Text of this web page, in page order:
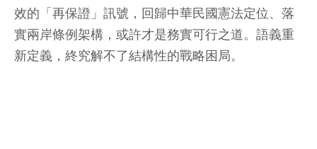
效的「再保證」訊號，回歸中華民國憲法定位、落
實兩岸條例架構，或許才是務實可行之道。語義重
新定義，終究解不了結構性的戰略困局。